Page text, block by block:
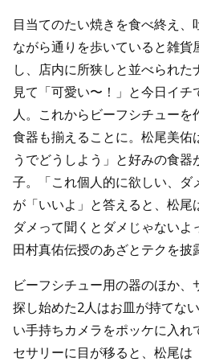
目当てのたい焼きを食べ終え、
ながら通りを歩いていると雑
し、店内に所狭しと並べられ
見て「可愛い〜！」と今日イ
人。これからビーフシチュー
食器も揃えることに。松尾美佑
うでどうしよう」と好みの食
子。「これ個人的に欲しい、ダ
が「いいよ」と答えると、松尾
ダメって聞くとダメじゃないよ
田村真佑伝授のあざとテクを披
ビーフシチュー用の器のほか
探し始めた2人はお皿が持てな
い手持ちカメラをポッケに入れ
セサリーに目が移ると、松尾は